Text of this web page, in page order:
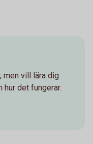
men vill lära dig
det fungerar.